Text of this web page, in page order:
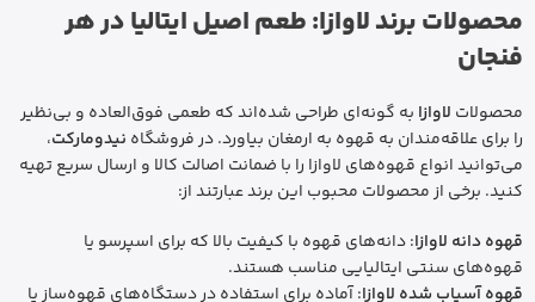
محصولات برند لاوازا: طعم اصیل ایتالیا در هر
فنجان
محصولات لاوازا به گونه‌ای طراحی شده‌اند که طعمی فوق‌العاده و بی‌نظیر
را برای علاقه‌مندان به قهوه به ارمغان بیاورد. در فروشگاه نیدومارکت،
می‌توانید انواع قهوه‌های لاوازا را با ضمانت اصالت کالا و ارسال سریع تهیه
کنید. برخی از محصولات محبوب این برند عبارتند از:
قهوه دانه لاوازا: دانه‌های قهوه با کیفیت بالا که برای اسپرسو یا
قهوه‌های سنتی ایتالیایی مناسب هستند.
قهوه آسیاب شده لاوازا: آماده برای استفاده در دستگاه‌های قهوه‌ساز یا